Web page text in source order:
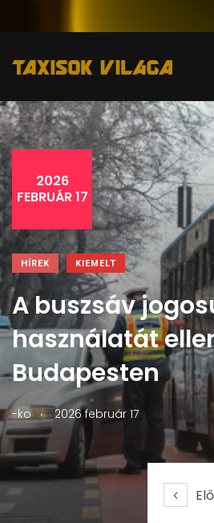
2026
FEBRUÁR 17
HÍREK KIEMELT
A buszsáv
használatát
Budapesten
-ko . 2026 február 17